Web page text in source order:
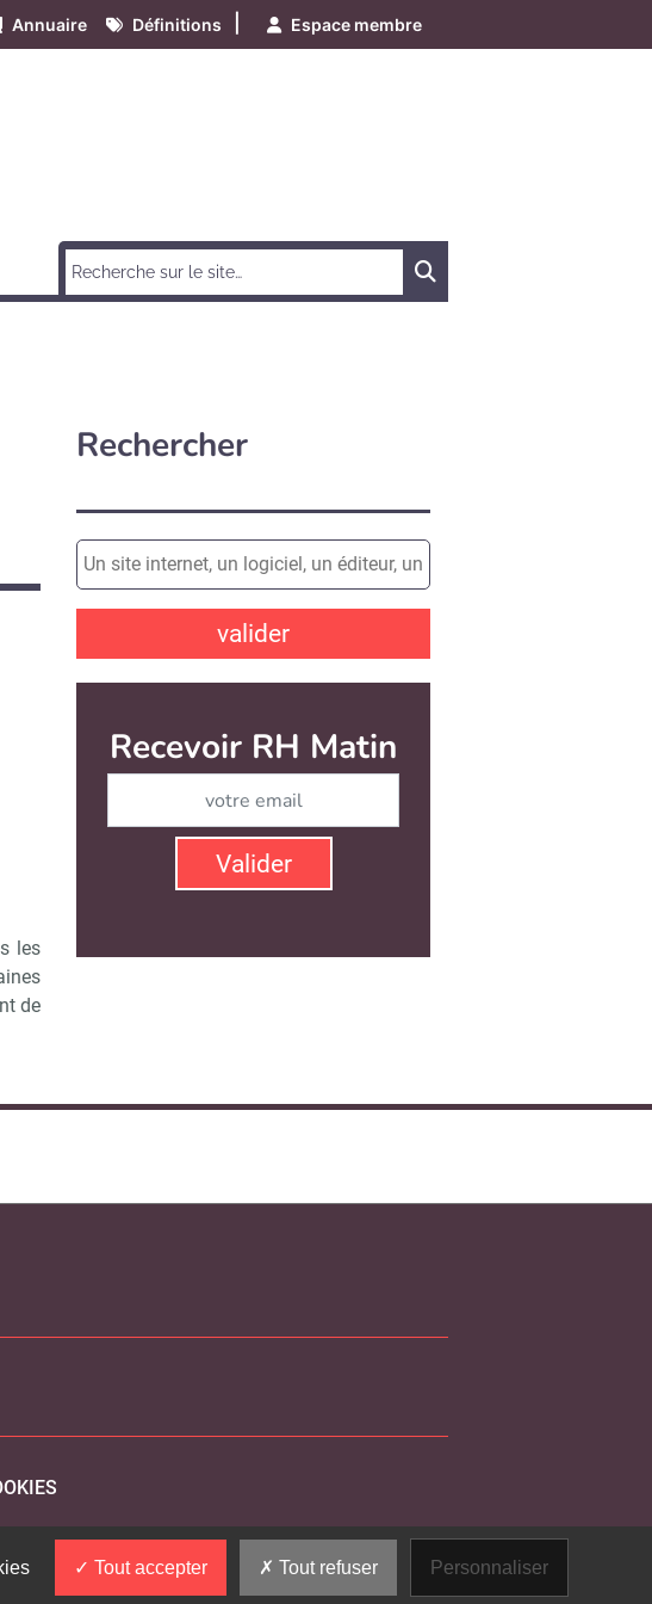
Annuaire Définitions Espace membre
les
de
Rechercher
valider
Recevoir RH Matin
Valider
Tout accepter Tout refuser Personnaliser